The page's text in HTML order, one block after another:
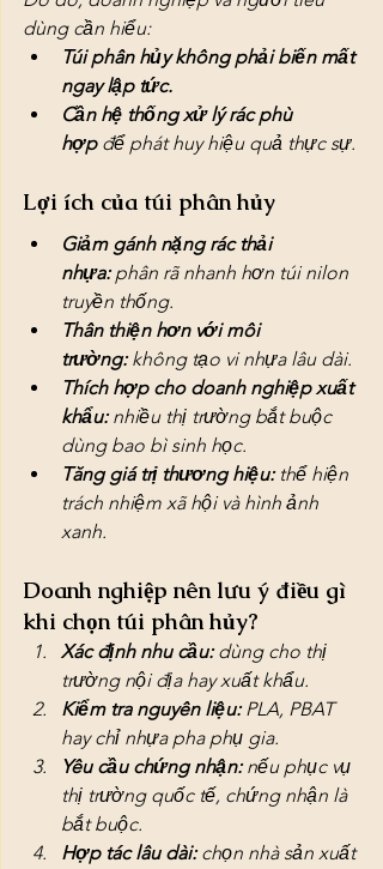
dùng cần hiểu:
Túi phân hủy không phải biến mất
ngay lập tức.
Cần hệ thống xử lý rác phù
hợp để phát huy hiệu quả thực sự.
Lợi ích của túi phân hủy
Giảm gánh nặng rác thải
nhựa: phân rã nhanh hơn túi nilon
truyền thống.
Thân thiện hơn với môi
trường: không tạo vi nhựa lâu dài.
Thích hợp cho doanh nghiệp xuất
khẩu: nhiều thị trường bắt buộc
dùng bao bì sinh học.
Tăng giá trị thương hiệu: thể hiện
trách nhiệm xã hội và hình ảnh
xanh.
Doanh nghiệp nên lưu ý điều gì
khi chọn túi phân hủy?
Xác định nhu cầu: dùng cho thị
trường nội địa hay xuất khẩu.
Kiểm tra nguyên liệu: PLA, PBAT
hay chỉ nhựa pha phụ gia.
Yêu cầu chứng nhận: nếu phục vụ
thị trường quốc tế, chứng nhận là
bắt buộc.
Hợp tác lâu dài: chọn nhà sản xuất